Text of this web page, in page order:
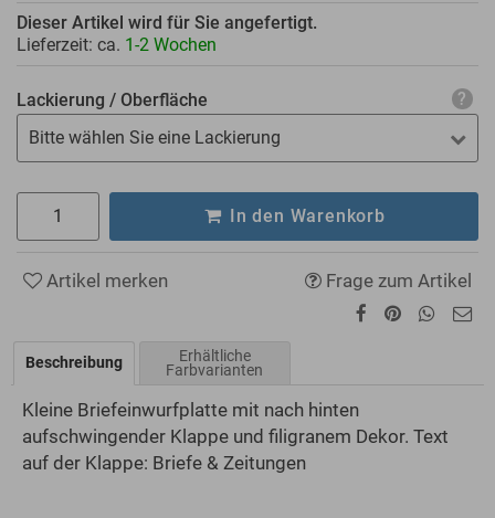
Dieser Artikel wird für Sie angefertigt.
Lieferzeit: ca. 1-2 Wochen
Lackierung / Oberfläche
Bitte wählen Sie eine Lackierung
In den Warenkorb
Artikel merken Frage zum Artikel
Beschreibung
Erhältliche
Farbvarianten
Kleine Briefeinwurfplatte mit nach hinten
aufschwingender Klappe und filigranem Dekor. Text
auf der Klappe: Briefe & Zeitungen